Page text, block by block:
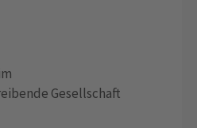
Gesellschaft